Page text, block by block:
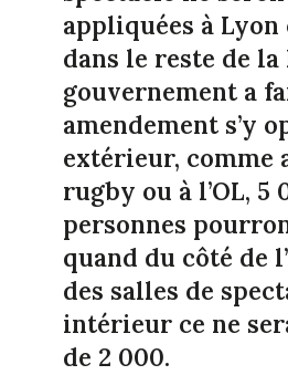
appliquées à Lyon
dans le reste de la
gouvernement a
amendement s’y
extérieur, comme
rugby ou à l’OL, 5
personnes
quand du côté de
des salles de
intérieur ce ne
de 2 000.